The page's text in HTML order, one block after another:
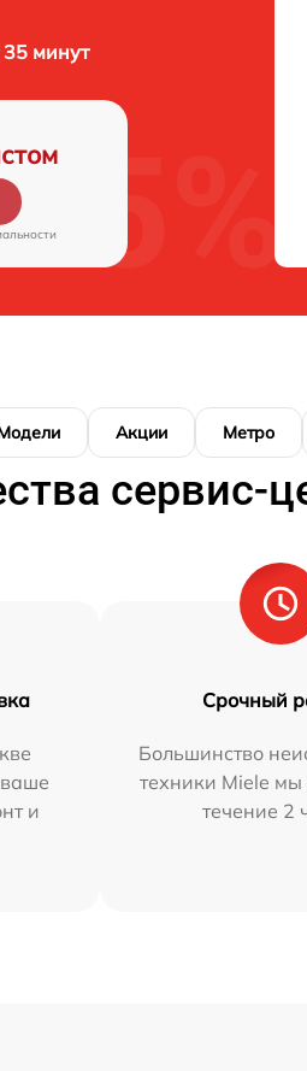
минут
Акции Метро
сервис-
ваше
и
Срочный
Большинство
техники Miele мы
течение 2